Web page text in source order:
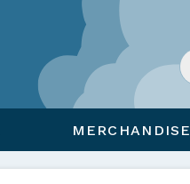
MERCHANDISE